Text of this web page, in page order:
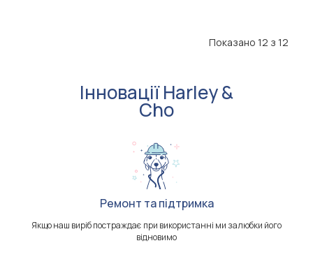
Показано 12 з 12
Інновації Harley &
Cho
Ремонт та підтримка
Якщо наш виріб постраждає при використанні ми залюбки його
відновимо